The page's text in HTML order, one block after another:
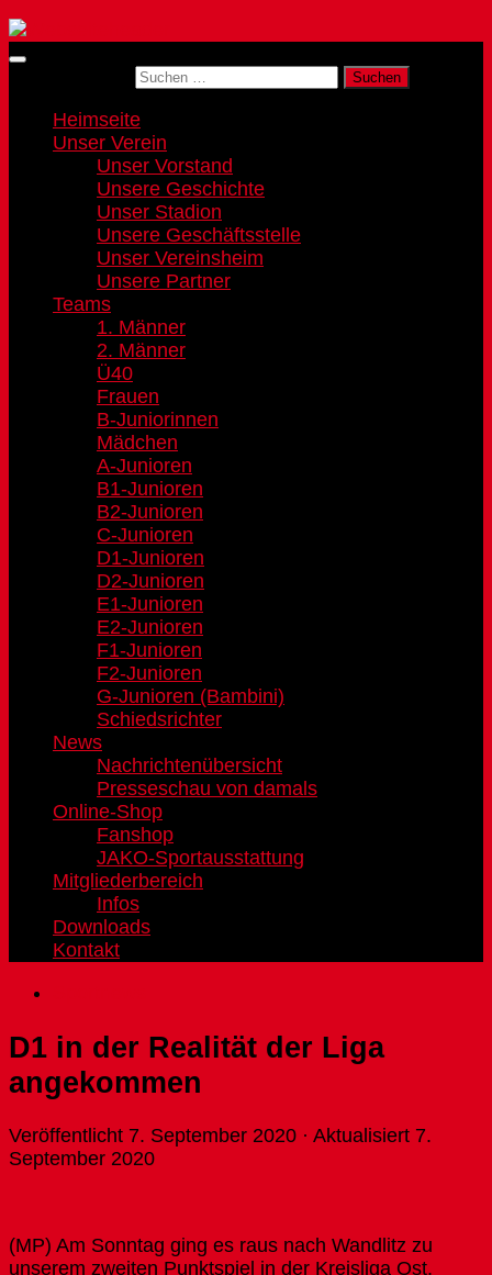
Heimseite
Unser Verein
Unser Vorstand
Unsere Geschichte
Unser Stadion
Unsere Geschäftsstelle
Unser Vereinsheim
Unsere Partner
Teams
1. Männer
2. Männer
Ü40
Frauen
B-Juniorinnen
Mädchen
A-Junioren
B1-Junioren
B2-Junioren
C-Junioren
D1-Junioren
D2-Junioren
E1-Junioren
E2-Junioren
F1-Junioren
F2-Junioren
G-Junioren (Bambini)
Schiedsrichter
News
Nachrichtenübersicht
Presseschau von damals
Online-Shop
Fanshop
JAKO-Sportausstattung
Mitgliederbereich
Infos
Downloads
Kontakt
D1 in der Realität der Liga
angekommen
Veröffentlicht 7. September 2020 · Aktualisiert 7.
September 2020
(MP) Am Sonntag ging es raus nach Wandlitz zu
unserem zweiten Punktspiel in der Kreisliga Ost.